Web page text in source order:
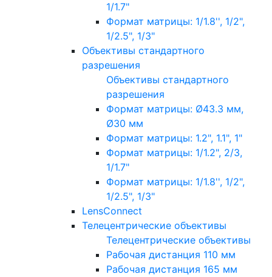
1/1.7"
Формат матрицы: 1/1.8'', 1/2",
1/2.5", 1/3"
Объективы стандартного
разрешения
Объективы стандартного
разрешения
Формат матрицы: Ø43.3 мм,
Ø30 мм
Формат матрицы: 1.2", 1.1", 1"
Формат матрицы: 1/1.2", 2/3,
1/1.7"
Формат матрицы: 1/1.8'', 1/2",
1/2.5", 1/3"
LensConnect
Телецентрические объективы
Телецентрические объективы
Рабочая дистанция 110 мм
Рабочая дистанция 165 мм